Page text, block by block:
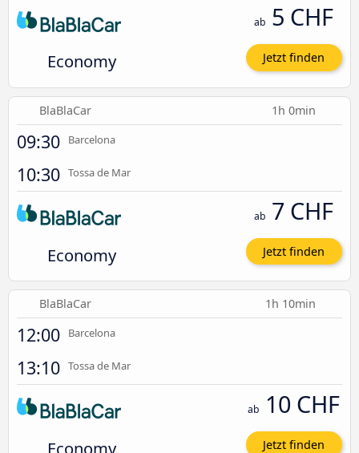
Economy
ab 5 CHF
Jetzt finden
BlaBlaCar 1h 0min
09:30 Barcelona
10:30 Tossa de Mar
Economy
ab 7 CHF
Jetzt finden
BlaBlaCar 1h 10min
12:00 Barcelona
13:10 Tossa de Mar
Economy
ab 10 CHF
Jetzt finden